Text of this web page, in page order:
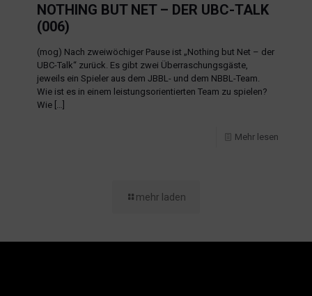
NOTHING BUT NET – DER UBC-TALK
(006)
(mog) Nach zweiwöchiger Pause ist „Nothing but Net – der
UBC-Talk“ zurück. Es gibt zwei Überraschungsgäste,
jeweils ein Spieler aus dem JBBL- und dem NBBL-Team.
Wie ist es in einem leistungsorientierten Team zu spielen?
Wie […]
Mehr lesen
mehr laden